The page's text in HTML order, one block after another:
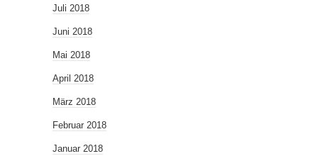
Juli 2018
Juni 2018
Mai 2018
April 2018
März 2018
Februar 2018
Januar 2018